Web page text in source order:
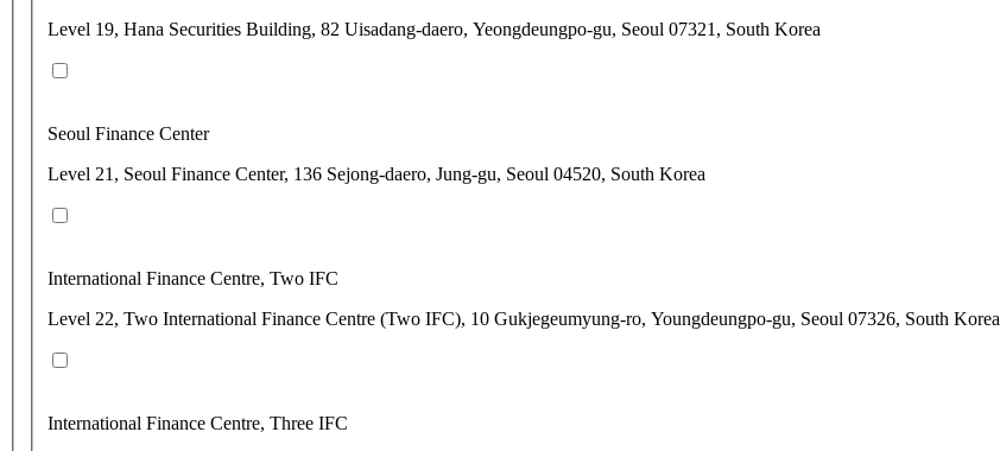
Level 19, Hana Securities Building, 82 Uisadang-daero, Yeongdeungpo-gu, Seoul 07321, South Korea
Seoul Finance Center
Level 21, Seoul Finance Center, 136 Sejong-daero, Jung-gu, Seoul 04520, South Korea
International Finance Centre, Two IFC
Level 22, Two International Finance Centre (Two IFC), 10 Gukjegeumyung-ro, Youngdeungpo-gu, Seoul 07326, South Korea
International Finance Centre, Three IFC